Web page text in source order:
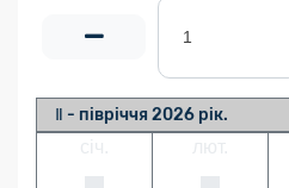
Ⅱ - півріччя 2026 рік.